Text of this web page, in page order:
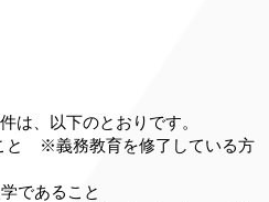
は、以下のとおりです。
と ※義務教育を修了している方
であること